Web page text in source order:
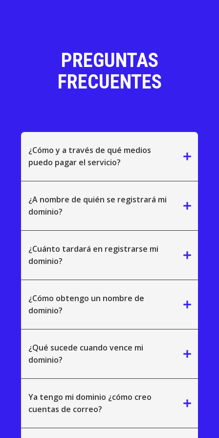
PREGUNTAS
FRECUENTES
¿Cómo y a través de qué medios
puedo pagar el servicio?
add
¿A nombre de quién se registrará mi
dominio?
add
¿Cuánto tardará en registrarse mi
dominio?
add
¿Cómo obtengo un nombre de
dominio?
add
¿Qué sucede cuando vence mi
dominio?
add
Ya tengo mi dominio ¿cómo creo
cuentas de correo?
add